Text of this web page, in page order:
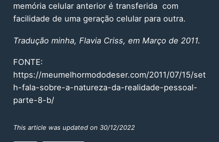
memória celular anterior é transferida com
facilidade de uma geração celular para outra.
Tradução minha, Flavia Criss, em Março de 2011.
FONTE:
https://meumelhormododeser.com/2011/07/15/set
h-fala-sobre-a-natureza-da-realidade-pessoal-
parte-8-b/
This article was updated on 30/12/2022